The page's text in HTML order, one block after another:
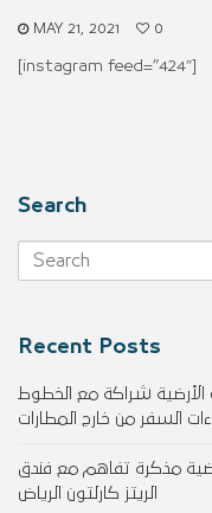
MAY 21, 2021 0
[instagram feed=”424″]
Search
Recent Posts
شراكة مع الخطوط
السفر من خارج المطارات
مذكرة تفاهم مع فندق
الريتز كارلتون الرياض